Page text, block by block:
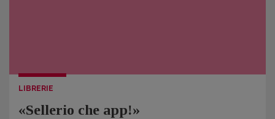
LIBRERIE
«Sellerio che app!»